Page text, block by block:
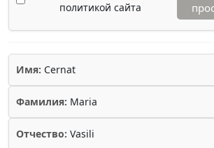
политикой сайта
Имя: Cernat
Фамилия: Maria
Отчество: Vasili